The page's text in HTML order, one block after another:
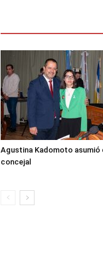
Agustina Kadomoto asumió
concejal